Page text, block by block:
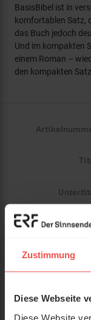
Zustimmung
Diese Webseite
Diese Website
BasisBibel ist in
komfortablen Satz,
das Buch jedoch
Und im kompakten
einem Roman –
den kompakten Satz.